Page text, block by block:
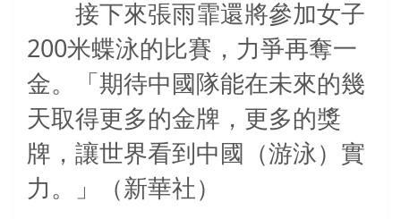
接下來張雨霏還將參加女子
200米蝶泳的比賽，力爭再奪一
金。「期待中國隊能在未來的幾
天取得更多的金牌，更多的獎
牌，讓世界看到中國（游泳）實
力。」（新華社）